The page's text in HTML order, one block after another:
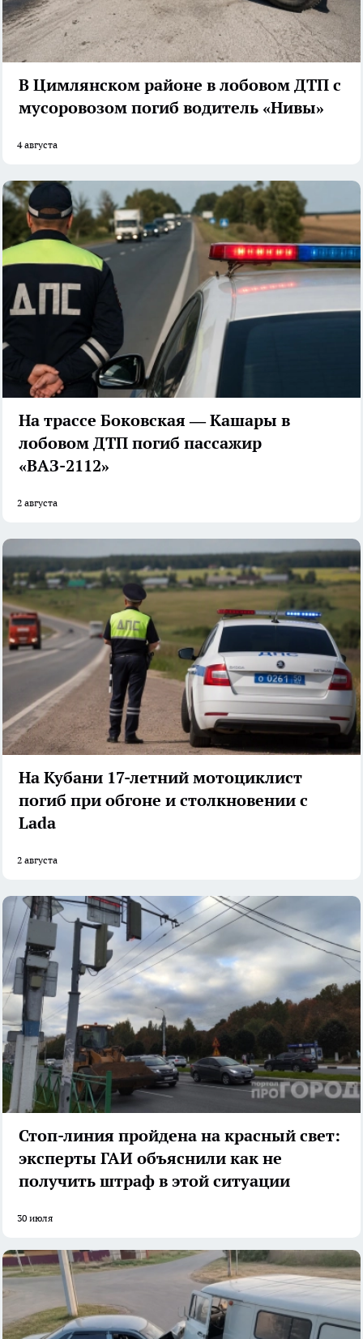
В Цимлянском районе в лобовом ДТП с
мусоровозом погиб водитель «Нивы»
4 августа
На трассе Боковская — Кашары в
лобовом ДТП погиб пассажир
«ВАЗ-2112»
2 августа
На Кубани 17-летний мотоциклист
погиб при обгоне и столкновении с
Lada
2 августа
Стоп-линия пройдена на красный свет:
эксперты ГАИ объяснили как не
получить штраф в этой ситуации
30 июля